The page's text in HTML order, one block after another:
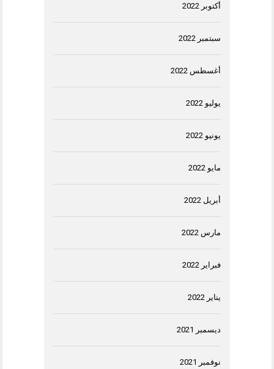
أكتوبر 2022
سبتمبر 2022
أغسطس 2022
يوليو 2022
يونيو 2022
مايو 2022
أبريل 2022
مارس 2022
فبراير 2022
يناير 2022
ديسمبر 2021
نوفمبر 2021